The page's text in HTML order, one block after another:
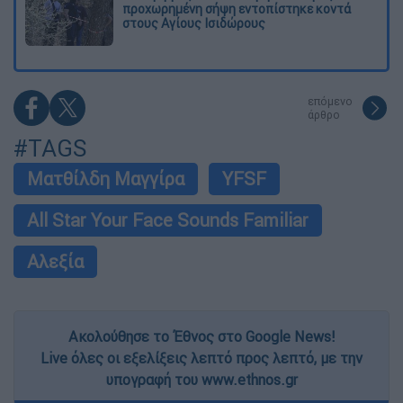
προχωρημένη σήψη εντοπίστηκε κοντά
στους Αγίους Ισιδώρους
επόμενο
άρθρο
#TAGS
Ματθίλδη Μαγγίρα
YFSF
All Star Your Face Sounds Familiar
Αλεξία
Ακολούθησε το Έθνος στο Google News!
Live όλες οι εξελίξεις λεπτό προς λεπτό, με την
υπογραφή του www.ethnos.gr